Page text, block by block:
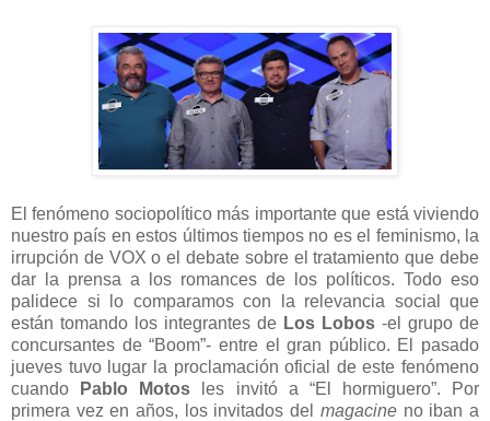
El fenómeno sociopolítico más importante que está viviendo
nuestro país en estos últimos tiempos no es el feminismo, la
irrupción de VOX o el debate sobre el tratamiento que debe
dar la prensa a los romances de los políticos. Todo eso
palidece si lo comparamos con la relevancia social que
están tomando los integrantes de Los Lobos -el grupo de
concursantes de “Boom”- entre el gran público. El pasado
jueves tuvo lugar la proclamación oficial de este fenómeno
cuando
Pablo Motos les invitó a “El hormiguero”. Por
primera vez en años, los invitados del magacine no iban a